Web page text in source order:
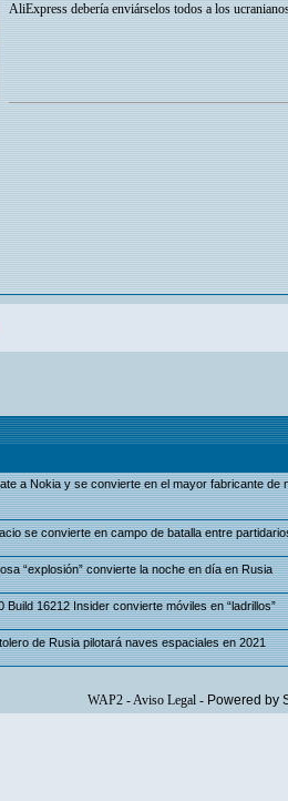
AliExpress debería enviárselos todos a los
a Nokia y se convierte en el mayor fabricante de
se convierte en campo de batalla entre
“explosión” convierte la noche en día en Rusia
Build 16212 Insider convierte móviles en “ladrillos”
de Rusia pilotará naves espaciales en 2021
WAP2-Aviso Legal- Powered by